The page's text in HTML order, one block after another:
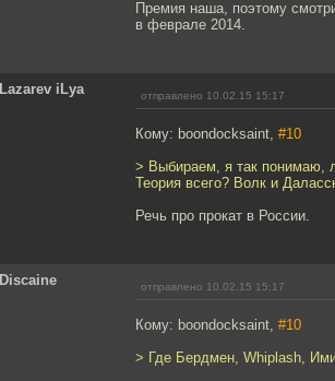
Премия наша, поэтому
в феврале 2014.
Lazarev iLya отправлено 10.02.15 15:17
Кому: boondocksaint, #10
> Выбираем, я так понимаю,
Теория всего? Волк и
Речь про прокат в России.
Discaine отправлено 10.02.15 15:17
Кому: boondocksaint, #10
> Где Бердмен, Whiplash,